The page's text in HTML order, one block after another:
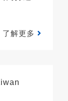
了解更多